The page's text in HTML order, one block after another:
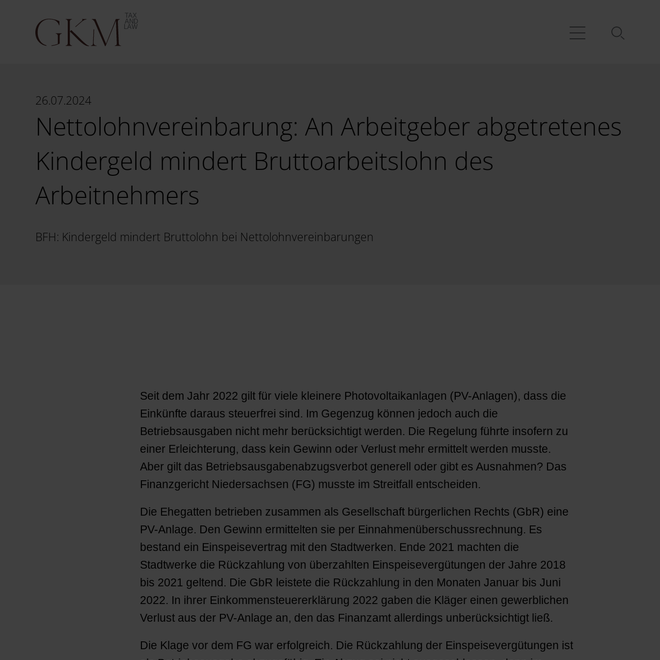
26.07.2024
Nettolohnvereinbarung: An Arbeitgeber abgetretenes
Kindergeld mindert Bruttoarbeitslohn des
Arbeitnehmers
BFH: Kindergeld mindert Bruttolohn bei Nettolohnvereinbarungen
Seit dem Jahr 2022 gilt für viele kleinere Photovoltaikanlagen (PV-Anlagen), dass die
Einkünfte daraus steuerfrei sind. Im Gegenzug können jedoch auch die
Betriebsausgaben nicht mehr berücksichtigt werden. Die Regelung führte insofern zu
einer Erleichterung, dass kein Gewinn oder Verlust mehr ermittelt werden musste.
Aber gilt das Betriebsausgabenabzugsverbot generell oder gibt es Ausnahmen? Das
Finanzgericht Niedersachsen (FG) musste im Streitfall entscheiden.
Die Ehegatten betrieben zusammen als Gesellschaft bürgerlichen Rechts (GbR) eine
PV-Anlage. Den Gewinn ermittelten sie per Einnahmenüberschussrechnung. Es
bestand ein Einspeisevertrag mit den Stadtwerken. Ende 2021 machten die
Stadtwerke die Rückzahlung von überzahlten Einspeisevergütungen der Jahre 2018
bis 2021 geltend. Die GbR leistete die Rückzahlung in den Monaten Januar bis Juni
2022. In ihrer Einkommensteuererklärung 2022 gaben die Kläger einen gewerblichen
Verlust aus der PV-Anlage an, den das Finanzamt allerdings unberücksichtigt ließ.
Die Klage vor dem FG war erfolgreich. Die Rückzahlung der Einspeisevergütungen ist